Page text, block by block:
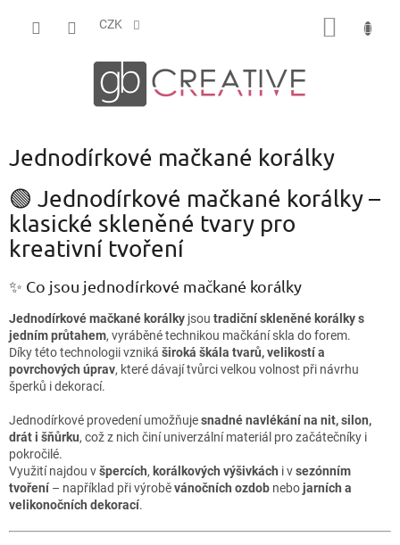
CZK
Jednodírkové mačkané korálky
🟢 Jednodírkové mačkané korálky –
klasické skleněné tvary pro
kreativní tvoření
✨ Co jsou jednodírkové mačkané korálky
Jednodírkové mačkané korálky jsou tradiční skleněné korálky s
jedním průtahem, vyráběné technikou mačkání skla do forem.
Díky této technologii vzniká široká škála tvarů, velikostí a
povrchových úprav, které dávají tvůrci velkou volnost při návrhu
šperků i dekorací.
Jednodírkové provedení umožňujesnadné navlékání na nit, silon,
drát i šňůrku, což z nich činí univerzální materiál pro začátečníky i
pokročilé.
Využití najdou všpercích, korálkových výšivkách i vsezónním
tvoření – například při výroběvánočních ozdob nebojarních a
velikonočních dekorací.